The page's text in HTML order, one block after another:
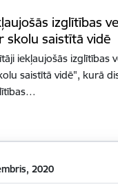
izglītības
skolu saistītā vidē
iekļaujošās izglītības
saistītā vidē", kurā
2020